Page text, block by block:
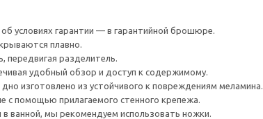
условиях гарантии — в гарантийной брошюре.
плавно.
передвигая разделитель.
удобный обзор и доступ к содержимому.
изготовлено из устойчивого к повреждениям меламина.
с помощью прилагаемого стенного крепежа.
в ванной, мы рекомендуем использовать ножки.